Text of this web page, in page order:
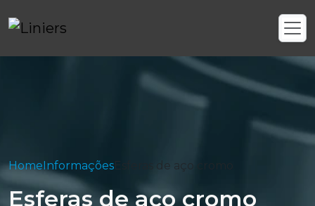
HomeInformações Esferas de aço cromo
Esferas de aço cromo